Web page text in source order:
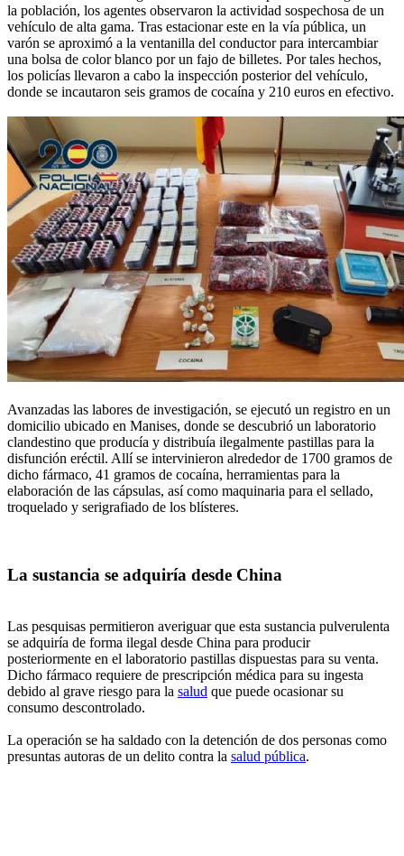
la población, los agentes observaron la actividad sospechosa de un
vehículo de alta gama. Tras estacionar este en la vía pública, un
varón se aproximó a la ventanilla del conductor para intercambiar
una bolsa de color blanco por un fajo de billetes. Por tales hechos,
los policías llevaron a cabo la inspección posterior del vehículo,
donde se incautaron seis gramos de cocaína y 210 euros en efectivo.
Avanzadas las labores de investigación, se ejecutó un registro en un
domicilio ubicado en Manises, donde se descubrió un laboratorio
clandestino que producía y distribuía ilegalmente pastillas para la
disfunción eréctil. Allí se intervinieron alrededor de 1700 gramos de
dicho fármaco, 41 gramos de cocaína, herramientas para la
elaboración de las cápsulas, así como maquinaria para el sellado,
troquelado y serigrafiado de los blísteres.
La sustancia se adquiría desde China
Las pesquisas permitieron averiguar que esta sustancia pulverulenta
se adquiría de forma ilegal desde China para producir
posteriormente en el laboratorio pastillas dispuestas para su venta.
Dicho fármaco requiere de prescripción médica para su ingesta
debido al grave riesgo para la salud que puede ocasionar su
consumo descontrolado.
La operación se ha saldado con la detención de dos personas como
presuntas autoras de un delito contra la salud pública.